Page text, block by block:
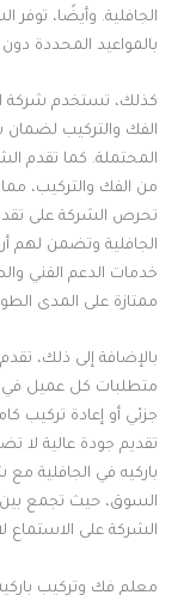
الجافلية. وأيضًا،
بالمواعيد المحددة دون
كذلك، تستخدم شركة
الفك والتركيب لضمان
المحتملة. كما تقدم
من الفك والتركيب،
تحرص الشركة على
الجافلية وتضمن لهم
خدمات الدعم الفني
ممتازة على المدى
بالإضافة إلى ذلك،
متطلبات كل عميل في
جزئي أو إعادة تركيب
تقديم جودة عالية لا
باركيه في الجافلية
السوق، حيث تجمع بين
الشركة على الاستماع
معلم فك وتركيب